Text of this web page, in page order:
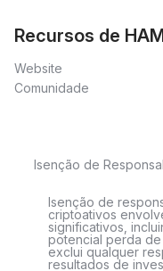
Recursos de
Website
Comunidade
Isenção de
Isenção de
criptoativos
significativos,
potencial perda de
exclui qualquer
resultados de